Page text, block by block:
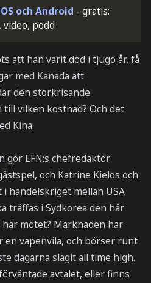
och Android - gratis:
podd
att han varit död i tjugo år, få
med Kanada att
den storkrisande
vilken kostnad? Och det
Kina.
gör EFN:s chefredaktör
och Katrine Kielos och
handelskriget mellan USA
träffas i Sydkorea den här
mötet? Marknaden har
vapenvila, och börser runt
dagarna slagit all time high.
avtalet, eller finns